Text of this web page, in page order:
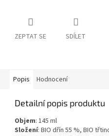
ZEPTAT SE SDÍLET
Popis Hodnocení
Detailní popis produktu
Objem: 145 ml
Složení: BIO dřín 55 %, BIO